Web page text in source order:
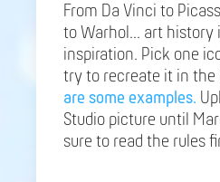
From Da Vinci to
to Warhol... art history
inspiration. Pick one
try to recreate it in the
are some examples.
Studio picture until
sure to read the rules